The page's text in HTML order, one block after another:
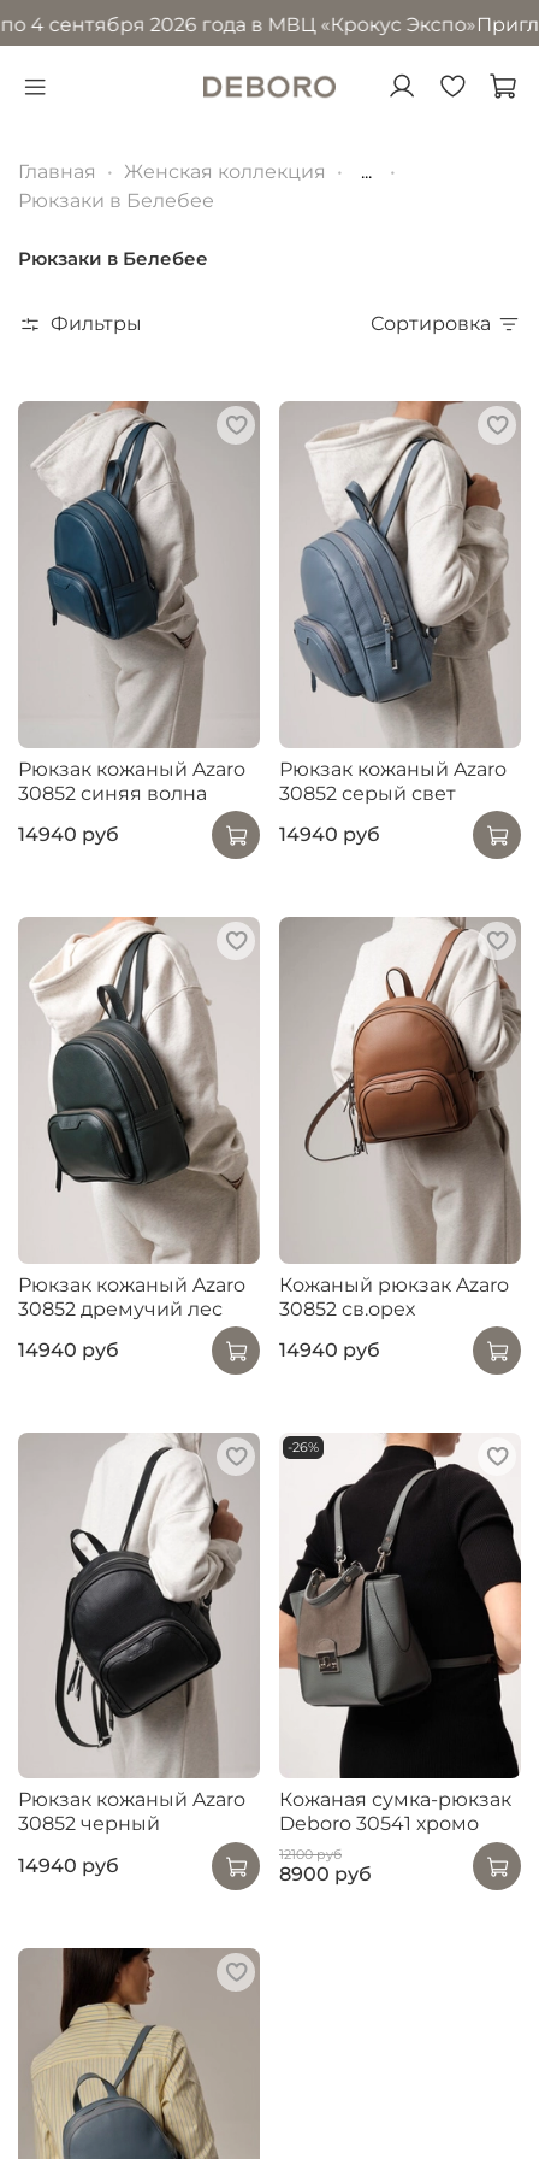
сентября 2026 года в МВЦ «Крокус Экспо»
Главная Женская коллекция
...
Рюкзаки в Белебее
Рюкзаки в Белебее
Фильтры Сортировка
Рюкзак кожаный Azaro
30852 синяя волна
14940 руб
Рюкзак кожаный Azaro
30852 серый свет
14940 руб
Рюкзак кожаный Azaro
30852 дремучий лес
14940 руб
Кожаный рюкзак Azaro
30852 св.орех
14940 руб
Рюкзак кожаный Azaro
30852 черный
14940 руб
-26%
Кожаная сумка-рюкзак
Deboro 30541 хромо
12100 руб
8900 руб